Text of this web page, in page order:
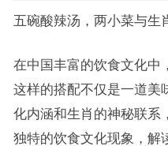
五碗酸辣汤，两小菜与生
在中国丰富的饮食文化中
这样的搭配不仅是一道美
化内涵和生肖的神秘联系
独特的饮食文化现象，解